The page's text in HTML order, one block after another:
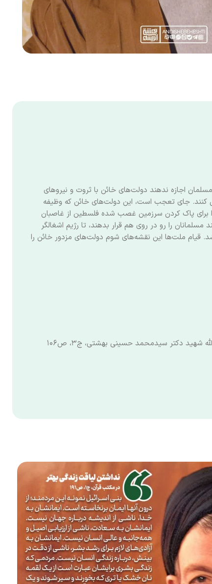
اجازه ندهند دولت‌های خائن با ثروت و نیروهای
کنند. جای تعجب است، این دولت‌های خائن که وظیفه
را برای پاک کردن سرزمین غصب شده فلسطین از غاصبان
مسلمانان را رو در روی هم قرار بدهند، تا رژیم اشغالگر
قیام ملت‌ها این نقشه‌های شوم دولت‌های مزدور خائن را
شهید دکتر سیدمحمد حسینی بهشتی، ج۳، ص۱۰۶